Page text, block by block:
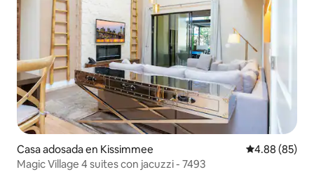
Casa adosada en Kissimmee Calificación
4.88 (85)
Magic Village 4 suites con jacuzzi - 7493